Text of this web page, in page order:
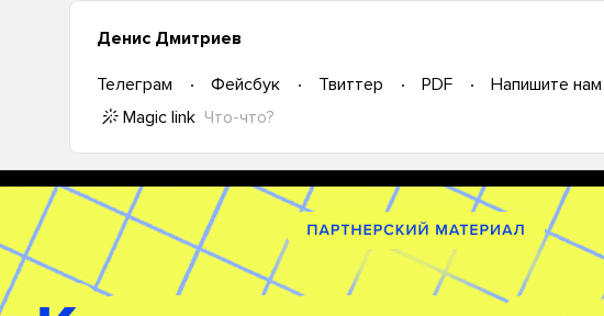
Денис Дмитриев
Телеграм Фейсбук Твиттер PDF
Напишите нам
Magic link Что-что?